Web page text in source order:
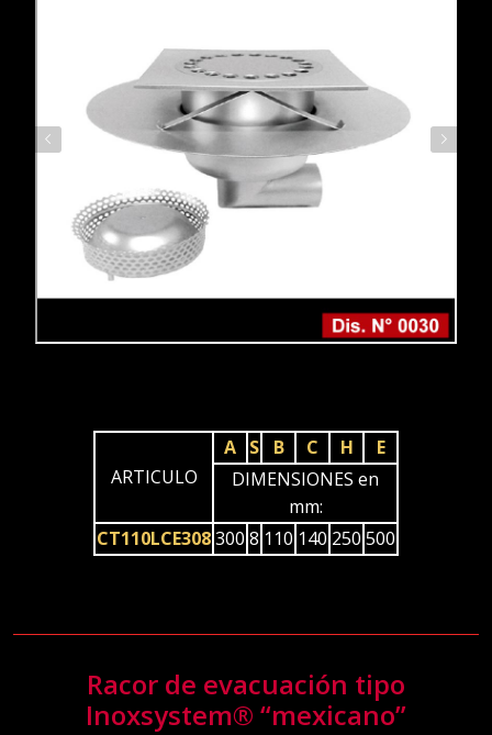
ARTICULO
A S B C H
E
DIMENSIONES en
mm:
CT110LCE308300 8 110 140 250 500
Racor de evacuación tipo
Inoxsystem® “mexicano”